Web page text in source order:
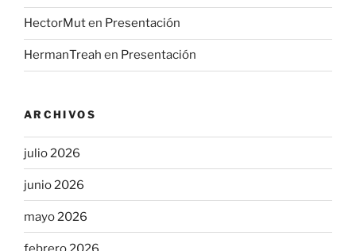
HectorMuten Presentación
HermanTreah en Presentación
ARCHIVOS
julio 2026
junio 2026
mayo 2026